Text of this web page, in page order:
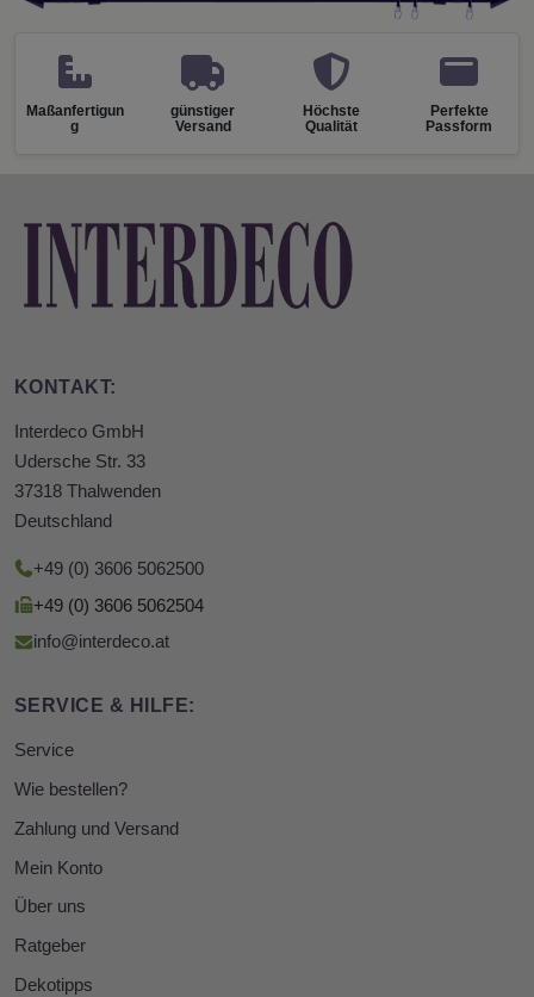
Maßanfertigun
g
günstiger
Versand
Höchste
Qualität
Perfekte
Passform
KONTAKT:
Interdeco GmbH
Udersche Str. 33
37318 Thalwenden
Deutschland
+49 (0) 3606 5062500
+49 (0) 3606 5062504
info@interdeco.at
SERVICE & HILFE:
Service
Wie bestellen?
Zahlung und Versand
Mein Konto
Über uns
Ratgeber
Dekotipps